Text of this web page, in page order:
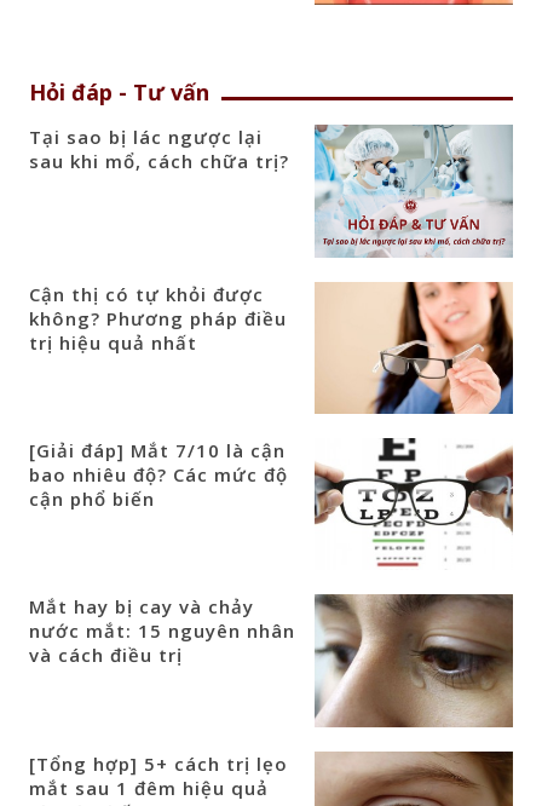
Hỏi đáp - Tư vấn
Tại sao bị lác ngược lại
sau khi mổ, cách chữa trị?
Cận thị có tự khỏi được
không? Phương pháp điều
trị hiệu quả nhất
[Giải đáp] Mắt 7/10 là cận
bao nhiêu độ? Các mức độ
cận phổ biến
Mắt hay bị cay và chảy
nước mắt: 15 nguyên nhân
và cách điều trị
[Tổng hợp] 5+ cách trị lẹo
mắt sau 1 đêm hiệu quả